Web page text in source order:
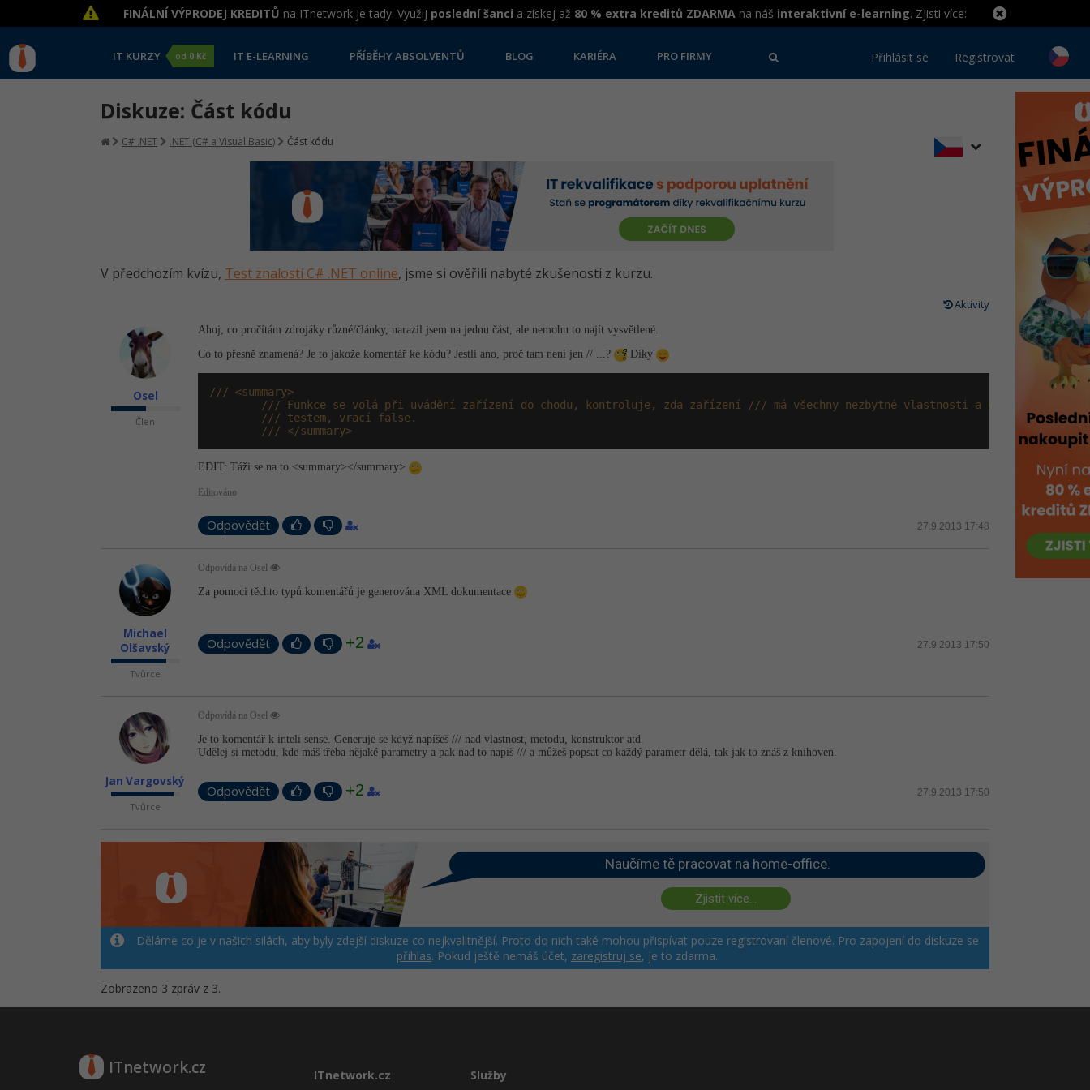
FINÁLNÍ VÝPRODEJ KREDITŮ na ITnetwork je tady. Využij poslední šanci a získej až 80 % extra kreditů ZDARMA na náš interaktivní e-learning. Zjisti více:
IT KURZY od 0 Kč IT E-LEARNING PŘÍBĚHY ABSOLVENTŮ BLOG KARIÉRA PRO FIRMY Přihlásit se Registrovat
Diskuze: Část kódu
C# .NET .NET (C# a Visual Basic) Část kódu
V předchozím kvízu, Test znalostí C# .NET online, jsme si ověřili nabyté zkušenosti z kurzu.
Aktivity
Osel
Člen
Ahoj, co pročítám zdrojáky různé/články, narazil jsem na jednu část, ale nemohu to najít vysvětlené.
Co to přesně znamená? Je to jakože komentář ke kódu? Jestli ano, proč tam není jen // ...?
Díky
/// <summary>
/// Funkce se volá při uvádění zařízení do chodu, kontroluje, zda zařízení /// má všechny nezbytné vlastnosti a u těch, které
/// testem, vrací false.
/// </summary>
EDIT: Táži se na to <summary></summary>
Editováno
Odpovědět 27.9.2013 17:48
Michael
Olšavský
Tvůrce
Odpovídá na Osel
Za pomoci těchto typů komentářů je generována XML dokumentace
Odpovědět +2 27.9.2013 17:50
Jan Vargovský
Tvůrce
Odpovídá na Osel
Je to komentář k inteli sense. Generuje se když napíšeš /// nad vlastnost, metodu, konstruktor atd.
Udělej si metodu, kde máš třeba nějaké parametry a pak nad to napiš /// a můžeš popsat co každý parametr dělá, tak jak to znáš z knihoven.
Odpovědět +2 27.9.2013 17:50
Naučíme tě pracovat na home-office.
Zjistit více...
Děláme co je v našich silách, aby byly zdejší diskuze co nejkvalitnější. Proto do nich také mohou přispívat pouze registrovaní členové. Pro zapojení do diskuze se
přihlas. Pokud ještě nemáš účet, zaregistruj se, je to zdarma.
Zobrazeno 3 zpráv z 3.
ITnetwork.cz ITnetwork.cz Služby